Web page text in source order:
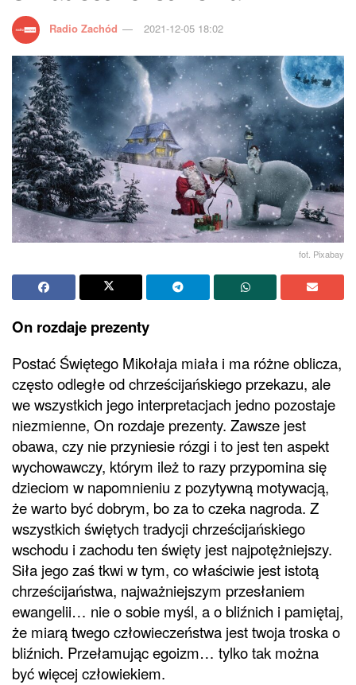
Radio Zachód 2021-12-05 18:02
fot. Pixabay
On rozdaje prezenty
Postać Świętego Mikołaja miała i ma różne oblicza,
często odległe od chrześcijańskiego przekazu, ale
we wszystkich jego interpretacjach jedno pozostaje
niezmienne, On rozdaje prezenty. Zawsze jest
obawa, czy nie przyniesie rózgi i to jest ten aspekt
wychowawczy, którym ileż to razy przypomina się
dzieciom w napomnieniu z pozytywną motywacją,
że warto być dobrym, bo za to czeka nagroda. Z
wszystkich świętych tradycji chrześcijańskiego
wschodu i zachodu ten święty jest najpotężniejszy.
Siła jego zaś tkwi w tym, co właściwie jest istotą
chrześcijaństwa, najważniejszym przesłaniem
ewangelii… nie o sobie myśl, a o bliźnich i pamiętaj,
że miarą twego człowieczeństwa jest twoja troska o
bliźnich. Przełamując egoizm… tylko tak można
być więcej człowiekiem.